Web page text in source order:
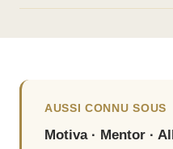
autorises après 6
par le Dr Lafosse préserve
particulièrement
AUSSI CONNU SOUS
Motiva · Mentor ·